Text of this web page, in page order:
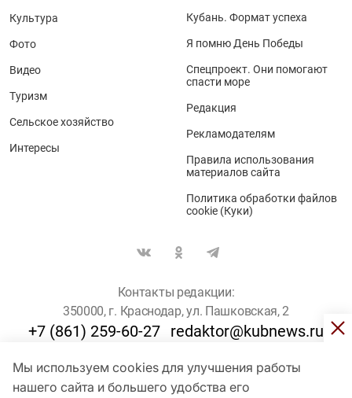
Мы используем cookies для улучшения работы
нашего сайта и большего удобства его
Культура
Фото
Видео
Туризм
Сельское хозяйство
Интересы
Кубань. Формат успеха
Я помню День Победы
Спецпроект. Они помогают
спасти море
Редакция
Рекламодателям
Правила использования
материалов сайта
Политика обработки файлов
cookie (Куки)
Контакты редакции:
350000, г. Краснодар, ул. Пашковская, 2
+7 (861) 259-60-27 redaktor@kubnews.ru
Для пользователей старше 16 лет